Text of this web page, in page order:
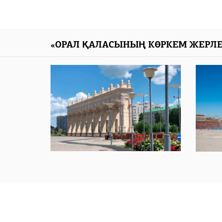
«ОРАЛ ҚАЛАСЫНЫҢ КӨРКЕМ